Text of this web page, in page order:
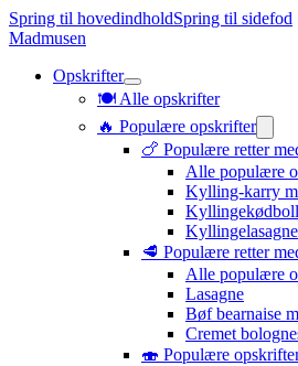
Spring til hovedindholdSpring til sidefod
Madmusen
Opskrifter
🍽️ Alle opskrifter
🔥 Populære opskrifter
🍗 Populære retter
Alle populære
Kylling-karry
Kyllingelasagne
🥩 Populære retter
Alle populære
Lasagne
Bøf bearnaise
Cremet
🍣 Populære